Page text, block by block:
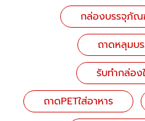
กล่องบรรจุภัณ
ถาดหลุมบ
รับทำกล่อง
ถาดPETใส่อาหาร